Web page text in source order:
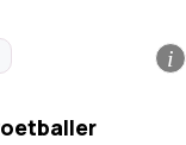
i